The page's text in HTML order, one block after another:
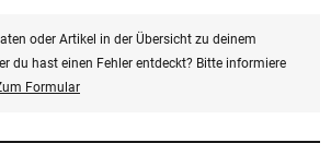
oder Artikel in der Übersicht zu deinem
du hast einen Fehler entdeckt? Bitte informiere
Formular